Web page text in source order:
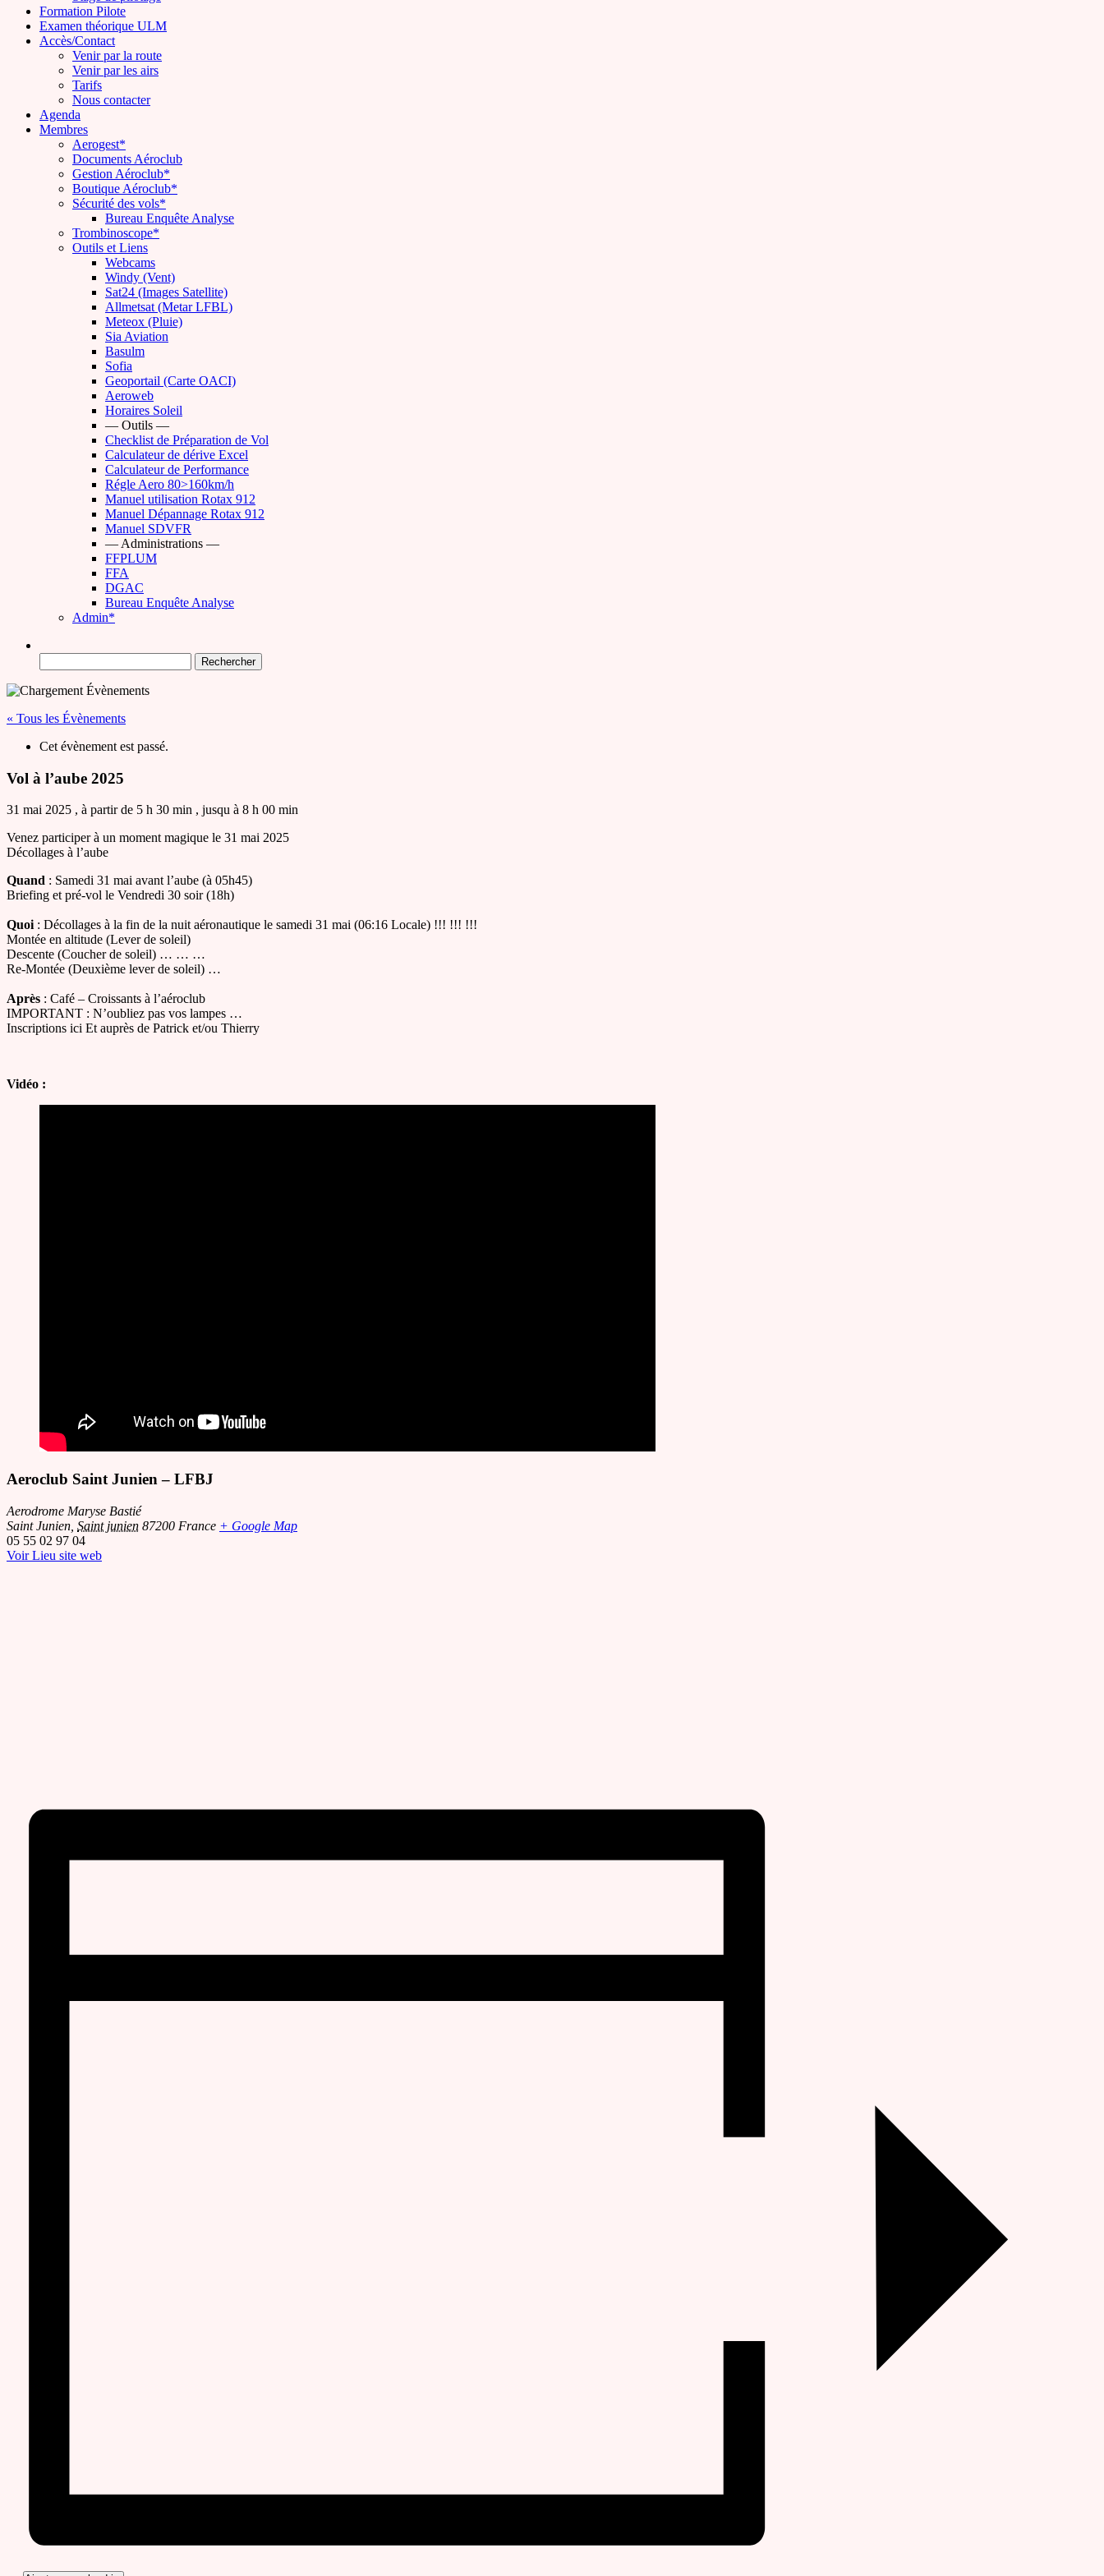
Formation Pilote
Examen théorique ULM
Accès/Contact
Venir par la route
Venir par les airs
Tarifs
Nous contacter
Agenda
Membres
Aerogest*
Documents Aéroclub
Gestion Aéroclub*
Boutique Aéroclub*
Sécurité des vols*
Bureau Enquête Analyse
Trombinoscope*
Outils et Liens
Webcams
Windy (Vent)
Sat24 (Images Satellite)
Allmetsat (Metar LFBL)
Meteox (Pluie)
Sia Aviation
Basulm
Sofia
Geoportail (Carte OACI)
Aeroweb
Horaires Soleil
— Outils —
Checklist de Préparation de Vol
Calculateur de dérive Excel
Calculateur de Performance
Régle Aero 80>160km/h
Manuel utilisation Rotax 912
Manuel Dépannage Rotax 912
Manuel SDVFR
— Administrations —
FFPLUM
FFA
DGAC
Bureau Enquête Analyse
Admin*
« Tous les Évènements
Cet évènement est passé.
Vol à l’aube 2025
31 mai 2025 , à partir de 5 h 30 min , jusqu à 8 h 00 min
Venez participer à un moment magique le 31 mai 2025
Décollages à l’aube
Quand : Samedi 31 mai avant l’aube (à 05h45)
Briefing et pré-vol le Vendredi 30 soir (18h)
Quoi : Décollages à la fin de la nuit aéronautique le samedi 31 mai (06:16 Locale) !!! !!! !!!
Montée en altitude (Lever de soleil)
Descente (Coucher de soleil) … … …
Re-Montée (Deuxième lever de soleil) …
Après : Café – Croissants à l’aéroclub
IMPORTANT : N’oubliez pas vos lampes …
Inscriptions ici Et auprès de Patrick et/ou Thierry
Vidéo :
Aeroclub Saint Junien – LFBJ
Aerodrome Maryse Bastié
Saint Junien Saint junien 87200 France + Google Map
05 55 02 97 04
Voir Lieu site web